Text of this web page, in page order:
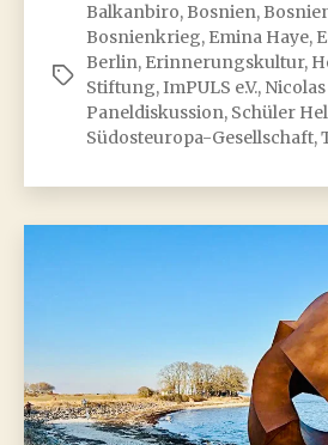
ist
nicht
vergangen
…
Schlagwörter
Balkanbiro, Bosnien,
Bosnienkrieg, Emina Haye,
Berlin, Erinnerungskultur,
Stiftung,ImPULS e.V.,
Paneldiskussion, Schüler
Südosteuropa-Gesellschaft,